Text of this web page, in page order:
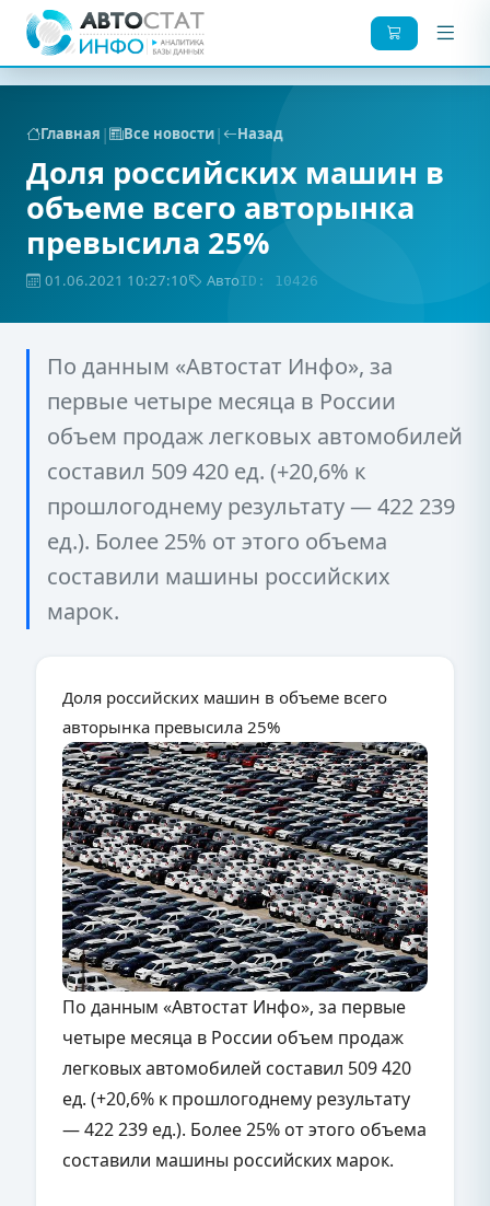
Главная | Все новости| Назад
Доля российских машин в
объеме всего авторынка
превысила 25%
01.06.2021 10:27:10 АвтоID: 10426
По данным «Автостат Инфо», за
первые четыре месяца в России
объем продаж легковых автомобилей
составил 509 420 ед. (+20,6% к
прошлогоднему результату — 422 239
ед.). Более 25% от этого объема
составили машины российских
марок.
Доля российских машин в объеме всего
авторынка превысила 25%
По данным «Автостат Инфо», за первые
четыре месяца в России объем продаж
легковых автомобилей составил 509 420
ед. (+20,6% к прошлогоднему результату
— 422 239 ед.). Более 25% от этого объема
составили машины российских марок.